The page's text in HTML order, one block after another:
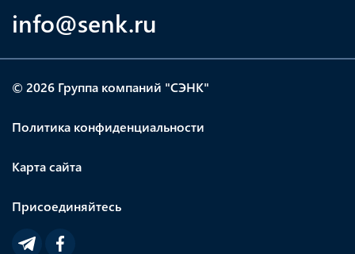
info@senk.ru
© 2026 Группа компаний "СЭНК"
Политика конфиденциальности
Карта сайта
Присоединяйтесь